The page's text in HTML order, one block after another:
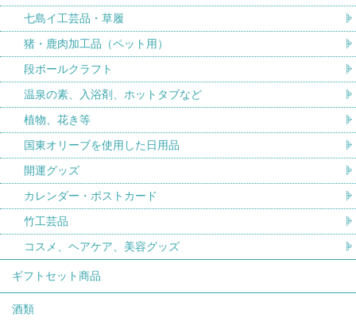
七島イ工芸品・草履
猪・鹿肉加工品（ペット用）
段ボールクラフト
温泉の素、入浴剤、ホットタブなど
植物、花き等
国東オリーブを使用した日用品
開運グッズ
カレンダー・ポストカード
竹工芸品
コスメ、ヘアケア、美容グッズ
ギフトセット商品
酒類